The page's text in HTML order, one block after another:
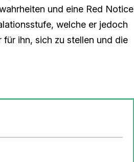
und eine Red Notice
welche er jedoch
ihn, sich zu stellen und die